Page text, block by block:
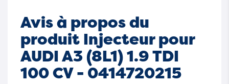
Avis à propos du
produit Injecteur pour
AUDI A3 (8L1) 1.9 TDI
100 CV - 0414720215